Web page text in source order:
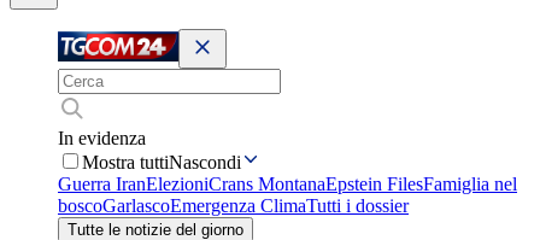
In evidenza
Mostra tuttiNascondi
Guerra IranElezioniCrans MontanaEpstein FilesFamiglia nel
boscoGarlascoEmergenza ClimaTutti i dossier
Tutte le notizie del giorno